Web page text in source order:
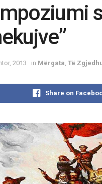
2013 in Mërgata Të
Share on